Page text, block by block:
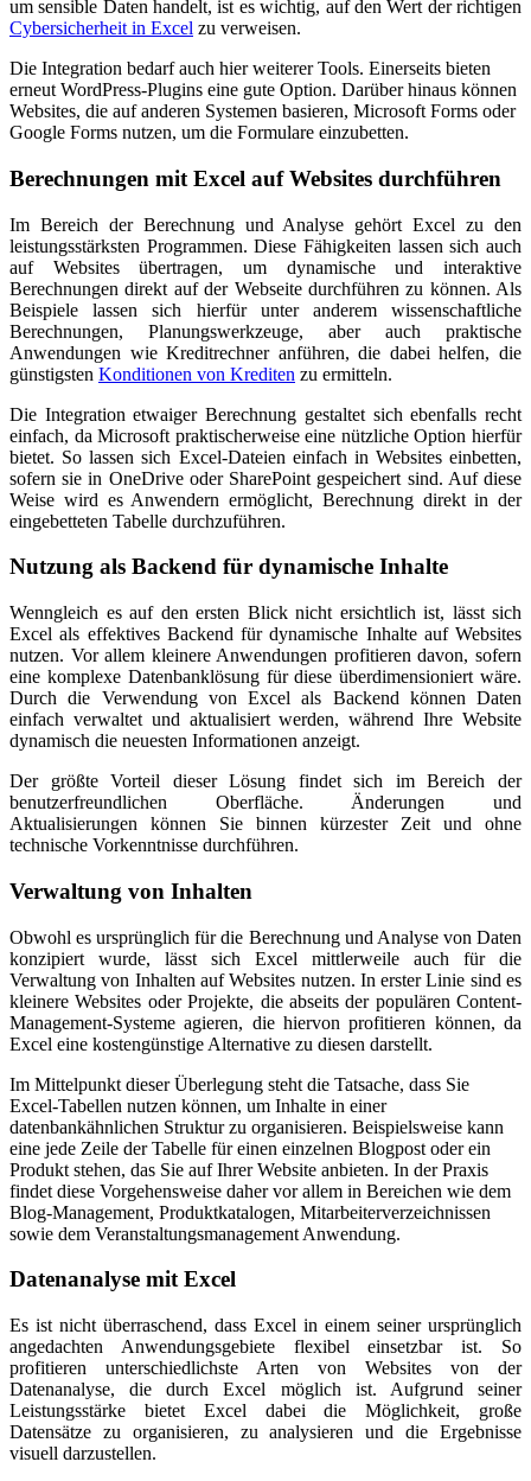
um sensible Daten handelt, ist es wichtig, auf den Wert der richtigen
Cybersicherheit in Excel zu verweisen.
Die Integration bedarf auch hier weiterer Tools. Einerseits bieten
erneut WordPress-Plugins eine gute Option. Darüber hinaus können
Websites, die auf anderen Systemen basieren, Microsoft Forms oder
Google Forms nutzen, um die Formulare einzubetten.
Berechnungen mit Excel auf Websites durchführen
Im Bereich der Berechnung und Analyse gehört Excel zu den
leistungsstärksten Programmen. Diese Fähigkeiten lassen sich auch
auf Websites übertragen, um dynamische und interaktive
Berechnungen direkt auf der Webseite durchführen zu können. Als
Beispiele lassen sich hierfür unter anderem wissenschaftliche
Berechnungen, Planungswerkzeuge, aber auch praktische
Anwendungen wie Kreditrechner anführen, die dabei helfen, die
günstigsten Konditionen von Krediten zu ermitteln.
Die Integration etwaiger Berechnung gestaltet sich ebenfalls recht
einfach, da Microsoft praktischerweise eine nützliche Option hierfür
bietet. So lassen sich Excel-Dateien einfach in Websites einbetten,
sofern sie in OneDrive oder SharePoint gespeichert sind. Auf diese
Weise wird es Anwendern ermöglicht, Berechnung direkt in der
eingebetteten Tabelle durchzuführen.
Nutzung als Backend für dynamische Inhalte
Wenngleich es auf den ersten Blick nicht ersichtlich ist, lässt sich
Excel als effektives Backend für dynamische Inhalte auf Websites
nutzen. Vor allem kleinere Anwendungen profitieren davon, sofern
eine komplexe Datenbanklösung für diese überdimensioniert wäre.
Durch die Verwendung von Excel als Backend können Daten
einfach verwaltet und aktualisiert werden, während Ihre Website
dynamisch die neuesten Informationen anzeigt.
Der größte Vorteil dieser Lösung findet sich im Bereich der
benutzerfreundlichen Oberfläche. Änderungen und
Aktualisierungen können Sie binnen kürzester Zeit und ohne
technische Vorkenntnisse durchführen.
Verwaltung von Inhalten
Obwohl es ursprünglich für die Berechnung und Analyse von Daten
konzipiert wurde, lässt sich Excel mittlerweile auch für die
Verwaltung von Inhalten auf Websites nutzen. In erster Linie sind es
kleinere Websites oder Projekte, die abseits der populären Content-
Management-Systeme agieren, die hiervon profitieren können, da
Excel eine kostengünstige Alternative zu diesen darstellt.
Im Mittelpunkt dieser Überlegung steht die Tatsache, dass Sie
Excel-Tabellen nutzen können, um Inhalte in einer
datenbankähnlichen Struktur zu organisieren. Beispielsweise kann
eine jede Zeile der Tabelle für einen einzelnen Blogpost oder ein
Produkt stehen, das Sie auf Ihrer Website anbieten. In der Praxis
findet diese Vorgehensweise daher vor allem in Bereichen wie dem
Blog-Management, Produktkatalogen, Mitarbeiterverzeichnissen
sowie dem Veranstaltungsmanagement Anwendung.
Datenanalyse mit Excel
Es ist nicht überraschend, dass Excel in einem seiner ursprünglich
angedachten Anwendungsgebiete flexibel einsetzbar ist. So
profitieren unterschiedlichste Arten von Websites von der
Datenanalyse, die durch Excel möglich ist. Aufgrund seiner
Leistungsstärke bietet Excel dabei die Möglichkeit, große
Datensätze zu organisieren, zu analysieren und die Ergebnisse
visuell darzustellen.